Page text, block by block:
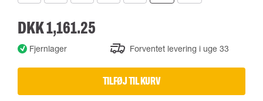
DKK 1,161.25
Fjernlager Forventet levering i uge 33
TILFØJ TIL KURV